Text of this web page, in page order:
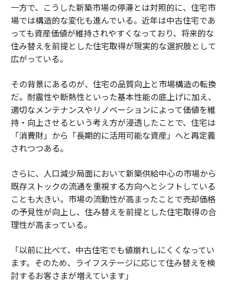
一方で、こうした新築市場の停滞とは対照的に、住宅市
場では構造的な変化も進んでいる。近年は中古住宅であ
っても資産価値が維持されやすくなっており、将来的な
住み替えを前提とした住宅取得が現実的な選択肢として
広がっている。
その背景にあるのが、住宅の品質向上と市場構造の転換
だ。耐震性や断熱性といった基本性能の底上げに加え、
適切なメンテナンスやリノベーションによって価値を維
持・向上させるという考え方が浸透したことで、住宅は
「消費財」から「長期的に活用可能な資産」へと再定義
されつつある。
さらに、人口減少局面において新築供給中心の市場から
既存ストックの流通を重視する方向へとシフトしている
ことも大きい。市場の流動性が高まったことで売却価格
の予見性が向上し、住み替えを前提とした住宅取得の合
理性が高まっている。
「以前に比べて、中古住宅でも値崩れしにくくなってい
ます。そのため、ライフステージに応じて住み替えを検
討するお客さまが増えています」